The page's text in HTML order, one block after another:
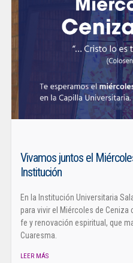
Vivamos juntos el
Institución
En la Institución Universitaria
para vivir el Miércoles de
fe y renovación espiritual, que
Cuaresma.
LEER MÁS